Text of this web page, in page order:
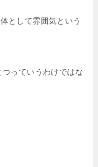
として雰囲気という
っていうわけではな